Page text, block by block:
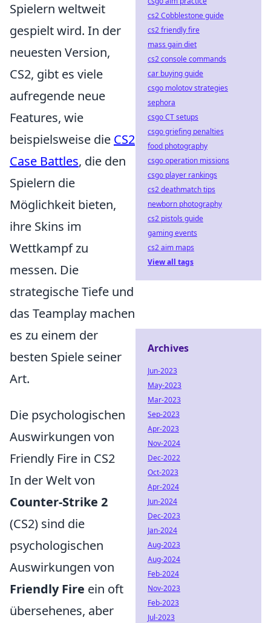
Spielern weltweit
gespielt wird. In der
neuesten Version,
CS2, gibt es viele
aufregende neue
Features, wie
beispielsweise die CS2
Case Battles, die den
Spielern die
Möglichkeit bieten,
ihre Skins im
Wettkampf zu
messen. Die
strategische Tiefe und
das Teamplay machen
es zu einem der
besten Spiele seiner
Art.
Die psychologischen
Auswirkungen von
Friendly Fire in CS2
In der Welt von
Counter-Strike 2
(CS2) sind die
psychologischen
Auswirkungen von
Friendly Fire ein oft
übersehenes, aber
cs2 Cobblestone guide
cs2 friendly fire
mass gain diet
cs2 console commands
car buying guide
csgo molotov strategies
sephora
csgo CT setups
csgo griefing penalties
food photography
csgo operation missions
csgo player rankings
cs2 deathmatch tips
newborn photography
cs2 pistols guide
gaming events
cs2 aim maps
View all tags
Archives
Jun-2023
May-2023
Mar-2023
Sep-2023
Apr-2023
Nov-2024
Dec-2022
Oct-2023
Apr-2024
Jun-2024
Dec-2023
Jan-2024
Aug-2023
Aug-2024
Feb-2024
Nov-2023
Feb-2023
Jul-2023